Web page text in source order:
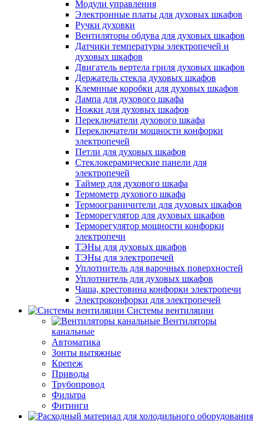
Модули управления
Электронные платы для духовых шкафов
Ручки духовки
Вентиляторы обдува для духовых шкафов
Датчики температуры электропечей и
духовых шкафов
Двигатель вертела гриля духовых шкафов
Держатель стекла духовых шкафов
Клемнные коробки для духовых шкафов
Лампа для духового шкафа
Ножки для духовых шкафов
Переключатели духового шкафа
Переключатели мощности конфорки
электропечей
Петли для духовых шкафов
Стеклокерамические панели для
электропечей
Таймер для духового шкафа
Термометр духового шкафа
Термоограничители для духовых шкафов
Терморегулятор для духовых шкафов
Терморегулятор мощности конфорки
электропечи
ТЭНы для духовых шкафов
ТЭНы для электропечей
Уплотнитель для варочных поверхностей
Уплотнитель для духовых шкафов
Чаша, крестовина конфорки электропечи
Электроконфорки для электропечей
Системы вентиляции
Вентиляторы
канальные
Автоматика
Зонты вытяжные
Крепеж
Приводы
Трубопровод
Фильтра
Фитинги